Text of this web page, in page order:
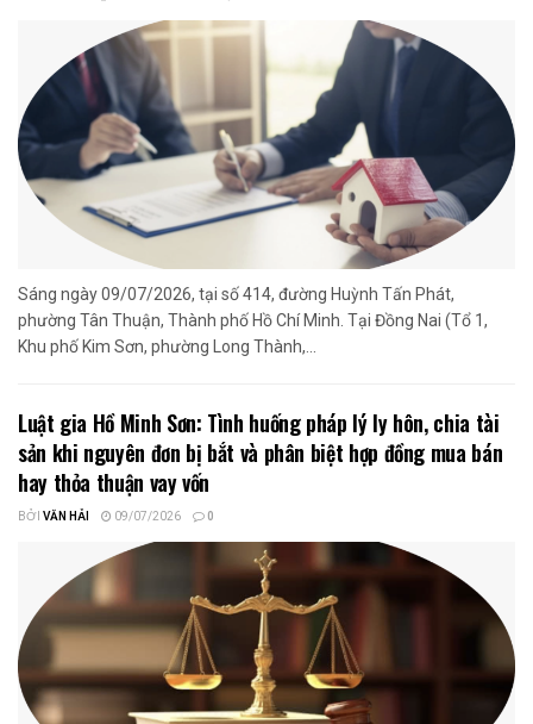
Sáng ngày 09/07/2026, tại số 414, đường Huỳnh Tấn Phát,
phường Tân Thuận, Thành phố Hồ Chí Minh. Tại Đồng Nai (Tổ 1,
Khu phố Kim Sơn, phường Long Thành,...
Luật gia Hồ Minh Sơn: Tình huống pháp lý ly hôn, chia tài
sản khi nguyên đơn bị bắt và phân biệt hợp đồng mua bán
hay thỏa thuận vay vốn
BỞI VĂN HẢI 09/07/2026 0